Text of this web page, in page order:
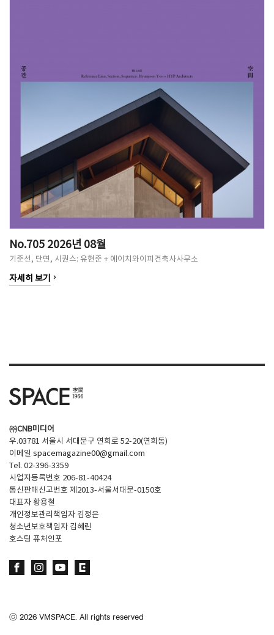
No.705 2026년 08월
기준선, 단면, 시퀀스: 유현준 + 에이치와이피건축사사무소
자세히 보기 keyboard_arrow_right
㈜CNB미디어
우.03781 서울시 서대문구 연희로 52-20(연희동)
이메일 spacemagazine00@gmail.com
Tel. 02-396-3359
사업자등록번호 206-81-40424
통신판매신고번호 제2013-서울서대문-0150호
대표자 황용철
개인정보관리책임자 김정은
청소년보호책임자 김혜린
호스팅 퓨처인포
ⓒ 2026 VMSPACE. All rights reserved